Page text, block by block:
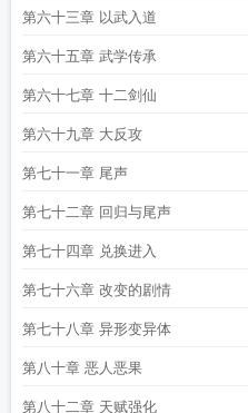
第六十三章 以武入道
第六十五章 武学传承
第六十七章 十二剑仙
第六十九章 大反攻
第七十一章 尾声
第七十二章 回归与尾声
第七十四章 兑换进入
第七十六章 改变的剧情
第七十八章 异形变异体
第八十章 恶人恶果
第八十二章 天赋强化